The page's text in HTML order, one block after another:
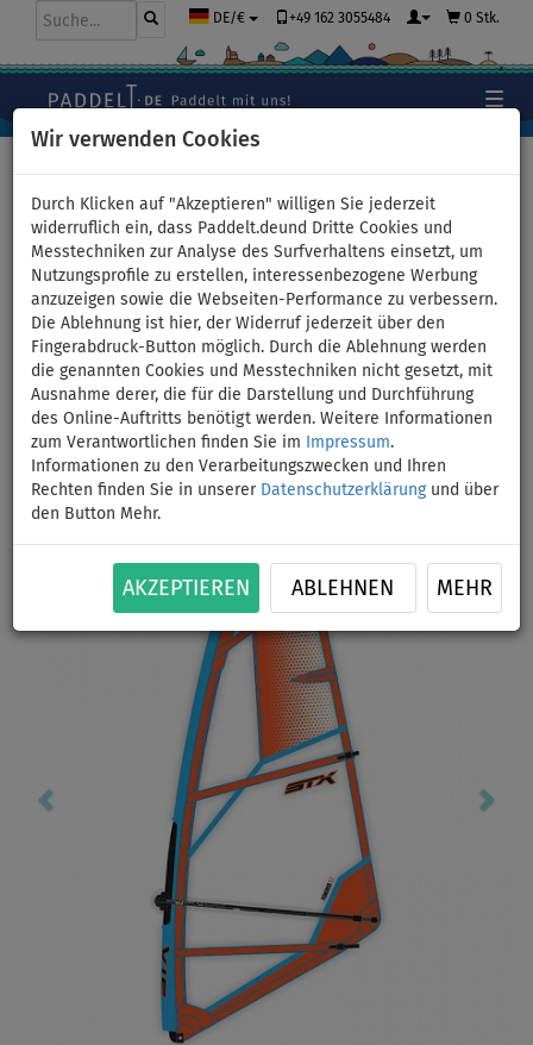
Wir verwenden Cookies
Durch Klicken auf "Akzeptieren" willigen Sie jederzeit
widerruflich ein, dass Paddelt.deund Dritte Cookies und
Messtechniken zur Analyse des Surfverhaltens einsetzt, um
Nutzungsprofile zu erstellen, interessenbezogene Werbung
anzuzeigen sowie die Webseiten-Performance zu verbessern.
Die Ablehnung ist hier, der Widerruf jederzeit über den
Fingerabdruck-Button möglich. Durch die Ablehnung werden
die genannten Cookies und Messtechniken nicht gesetzt, mit
Ausnahme derer, die für die Darstellung und Durchführung
des Online-Auftritts benötigt werden. Weitere Informationen
zum Verantwortlichen finden Sie im
Impressum.
Informationen zu den Verarbeitungszwecken und Ihren
Rechten finden Sie in unserer Datenschutzerklärungund über
den Button Mehr.
AKZEPTIEREN ABLEHNEN MEHR
DE/€ +49 162 3055484 0 Stk.
PROLIMIT STX PowerKid Segel
für das WindSUP und
Windsurfboard - Größe:
2,8qm
VERSAND
GRATIS
Previous Next